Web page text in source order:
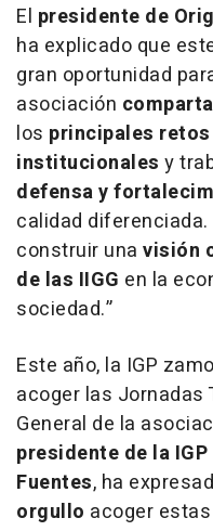
El presidente de
ha explicado que
gran oportunidad
asociación
los principales
institucionales y
defensa y
calidad
construir una visión
de las IIGG en la
sociedad.”
Este año, la IGP
acoger las Jornadas
General de la
presidente de la
Fuentes, ha
orgullo acoger